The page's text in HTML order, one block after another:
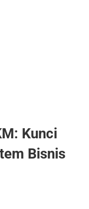
Kunci
Bisnis